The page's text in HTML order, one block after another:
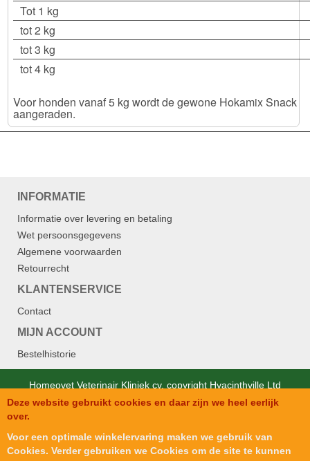
Tot 1 kg
tot 2 kg
tot 3 kg
tot 4 kg
Voor honden vanaf 5 kg wordt de gewone Hokamix Snack
aangeraden.
INFORMATIE
Informatie over levering en betaling
Wet persoonsgegevens
Algemene voorwaarden
Retourrecht
KLANTENSERVICE
Contact
MIJN ACCOUNT
Bestelhistorie
Homeovet Veterinair Kliniek cv. copyright Hyacinthville Ltd
Designed bySJM Softech Private Ltd..
Deze website gebruikt cookies en daar zijn we heel eerlijk
over.
Voor een optimale winkelervaring maken we gebruik van
Cookies. Verder gebruiken we Cookies om de site te kunnen